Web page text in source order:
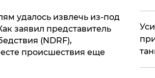
удалось извлечь из-под
заявил представитель
(NDRF),
происшествия еще